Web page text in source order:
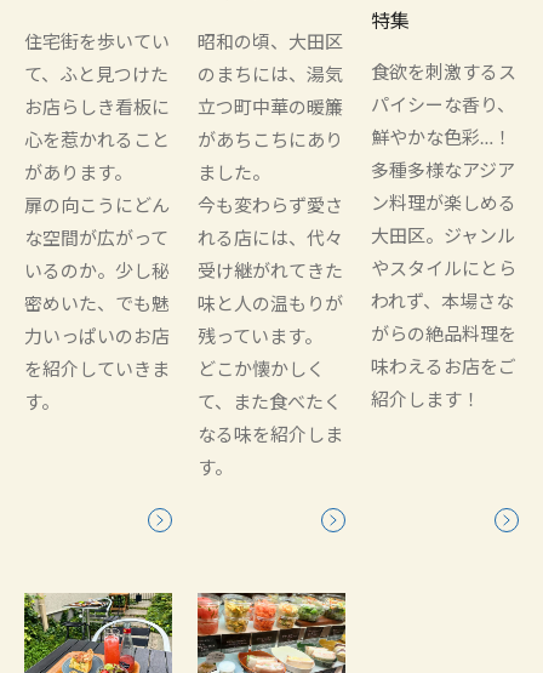
住宅街を歩いてい
て、ふと見つけた
お店らしき看板に
心を惹かれること
があります。
扉の向こうにどん
な空間が広がって
いるのか。少し秘
密めいた、でも魅
力いっぱいのお店
を紹介していきま
す。
昭和の頃、大田区
のまちには、湯気
立つ町中華の暖簾
があちこちにあり
ました。
今も変わらず愛さ
れる店には、代々
受け継がれてきた
味と人の温もりが
残っています。
どこか懐かしく
て、また食べたく
なる味を紹介しま
す。
特集
食欲を刺激するス
パイシーな香り、
鮮やかな色彩…！
多種多様なアジア
ン料理が楽しめる
大田区。ジャンル
やスタイルにとら
われず、本場さな
がらの絶品料理を
味わえるお店をご
紹介します！